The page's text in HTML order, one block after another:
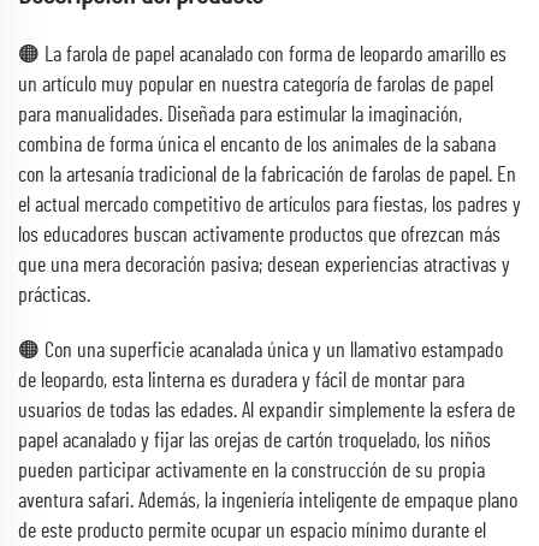
🟠 La farola de papel acanalado con forma de leopardo amarillo es
un artículo muy popular en nuestra categoría de farolas de papel
para manualidades. Diseñada para estimular la imaginación,
combina de forma única el encanto de los animales de la sabana
con la artesanía tradicional de la fabricación de farolas de papel. En
el actual mercado competitivo de artículos para fiestas, los padres y
los educadores buscan activamente productos que ofrezcan más
que una mera decoración pasiva; desean experiencias atractivas y
prácticas.
🟠 Con una superficie acanalada única y un llamativo estampado
de leopardo, esta linterna es duradera y fácil de montar para
usuarios de todas las edades. Al expandir simplemente la esfera de
papel acanalado y fijar las orejas de cartón troquelado, los niños
pueden participar activamente en la construcción de su propia
aventura safari. Además, la ingeniería inteligente de empaque plano
de este producto permite ocupar un espacio mínimo durante el